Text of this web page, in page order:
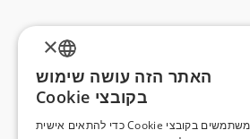
ENGLISH
×
האתר הזה עושה שימוש
בקובצי Cookie
אנו משתמשים בקובצי Cookie כדי להתאים אישית